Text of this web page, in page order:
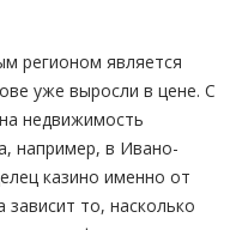
регионом является
уже выросли в цене. С
недвижимость
например, в Ивано-
казино именно от
зависит то, насколько